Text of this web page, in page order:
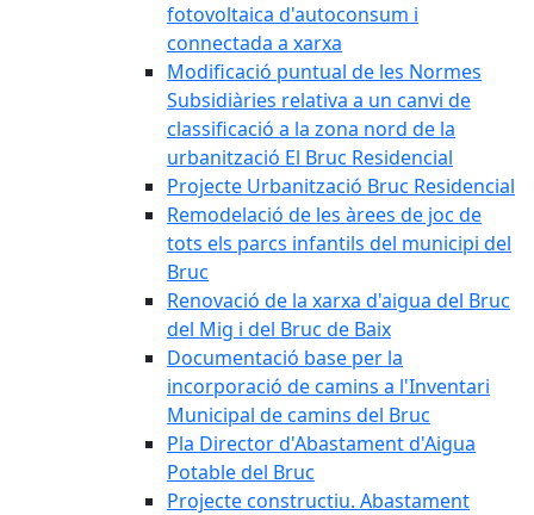
fotovoltaica d'autoconsum i
connectada a xarxa
Modificació puntual de les Normes
Subsidiàries relativa a un canvi de
classificació a la zona nord de la
urbanització El Bruc Residencial
Projecte Urbanització Bruc Residencial
Remodelació de les àrees de joc de
tots els parcs infantils del municipi del
Bruc
Renovació de la xarxa d'aigua del Bruc
del Mig i del Bruc de Baix
Documentació base per la
incorporació de camins a l'Inventari
Municipal de camins del Bruc
Pla Director d'Abastament d'Aigua
Potable del Bruc
Projecte constructiu. Abastament